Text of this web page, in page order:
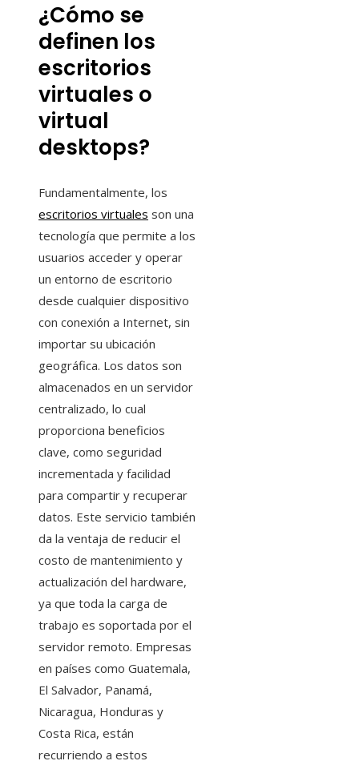
¿Cómo se
definen los
escritorios
virtuales o
virtual
desktops?
Fundamentalmente, los
escritorios virtuales son una
tecnología que permite a los
usuarios acceder y operar
un entorno de escritorio
desde cualquier dispositivo
con conexión a Internet, sin
importar su ubicación
geográfica. Los datos son
almacenados en un servidor
centralizado, lo cual
proporciona beneficios
clave, como seguridad
incrementada y facilidad
para compartir y recuperar
datos. Este servicio también
da la ventaja de reducir el
costo de mantenimiento y
actualización del hardware,
ya que toda la carga de
trabajo es soportada por el
servidor remoto. Empresas
en países como Guatemala,
El Salvador, Panamá,
Nicaragua, Honduras y
Costa Rica, están
recurriendo a estos